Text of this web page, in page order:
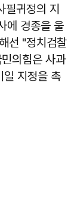
필귀정의 지
에 경종을 울
선 "정치검찰
의힘은 사과
일 지정을 촉